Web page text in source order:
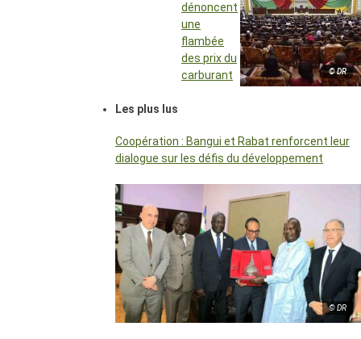
© DR
dénoncent
une
flambée
des prix du
carburant
Les plus lus
Coopération : Bangui et Rabat renforcent leur
dialogue sur les défis du développement
© DR